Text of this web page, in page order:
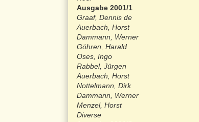
Ausgabe 2001/1
Graaf, Dennis de
Auerbach, Horst
Dammann, Werner
Göhren, Harald
Oses, Ingo
Rabbel, Jürgen
Auerbach, Horst
Nottelmann, Dirk
Dammann, Werner
Menzel, Horst
Diverse